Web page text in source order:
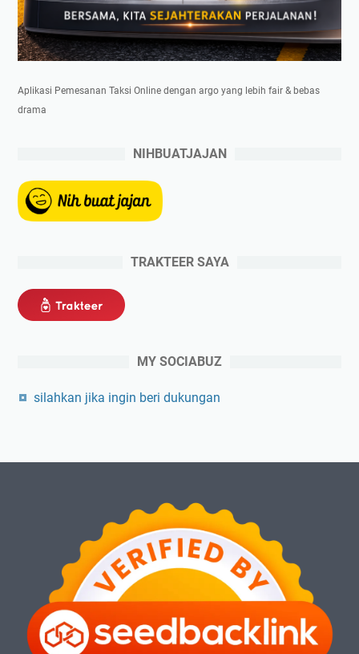
Aplikasi Pemesanan Taksi Online dengan argo yang lebih fair & bebas
drama
NIHBUATJAJAN
TRAKTEER SAYA
MY SOCIABUZ
silahkan jika ingin beri dukungan